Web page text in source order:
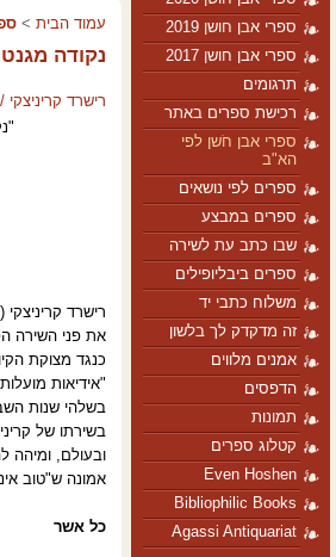
ספרי אבן חושן 2019
ספרי אבן חושן 2017
תרגומים
רכישת ספרים באתר
ספרי אבן חֹשן לפי
הא"ב
ספרים לפי נושאים
ספרים במבצע
שבו כתב עת לשירה
ספרים ביבליופילים
משלוח כתבי יד
זה מדקדק לך בלשון
אמנים מלווים
הדפסים
תמונות
קטלוג ספרים
Even Hoshen
Bibliophilic Books
Agassi Antiquariat
עמוד הבית >
נקודה
רישרד קריניצקי
את פני השירה
כנגד מצוקת
"אידיאות
בשלהי שנות
בשירתו של
ובעולם, ומיהה
אמונה ש"טוב
כל אשר